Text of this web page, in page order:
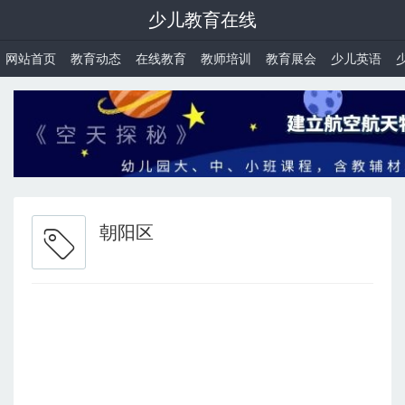
少儿教育在线
网站首页 教育动态 在线教育 教师培训 教育展会 少儿英语
朝阳区